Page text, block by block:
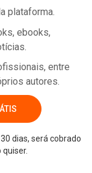
plataforma.
ebooks,
entre
autores.
dias, será cobrado